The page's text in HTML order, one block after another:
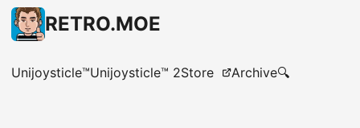
RETRO.MOE
Unijoysticle™Unijoysticle™ 2Store Archive🔍